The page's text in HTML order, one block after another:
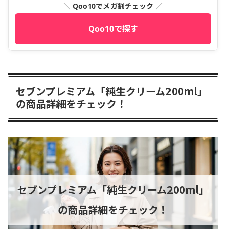
＼ Qoo10でメガ割チェック ／
Qoo10で探す
セブンプレミアム「純生クリーム200ml」
の商品詳細をチェック！
セブンプレミアム「純生クリーム200ml」
の商品詳細をチェック！